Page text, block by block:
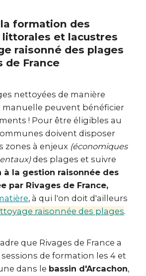
formation des
littorales et lacustres
raisonné des plages
de France
nettoyées de manière
manuelle peuvent bénéficier
! Pour être éligibles au
doivent disposer
zones à enjeux (économiques
des plages et suivre
la gestion raisonnée des
par Rivages de France,
, à qui l'on doit d'ailleurs
raisonnée des plages.
que Rivages de France a
de formation les 4 et
dans le bassin d'Arcachon,